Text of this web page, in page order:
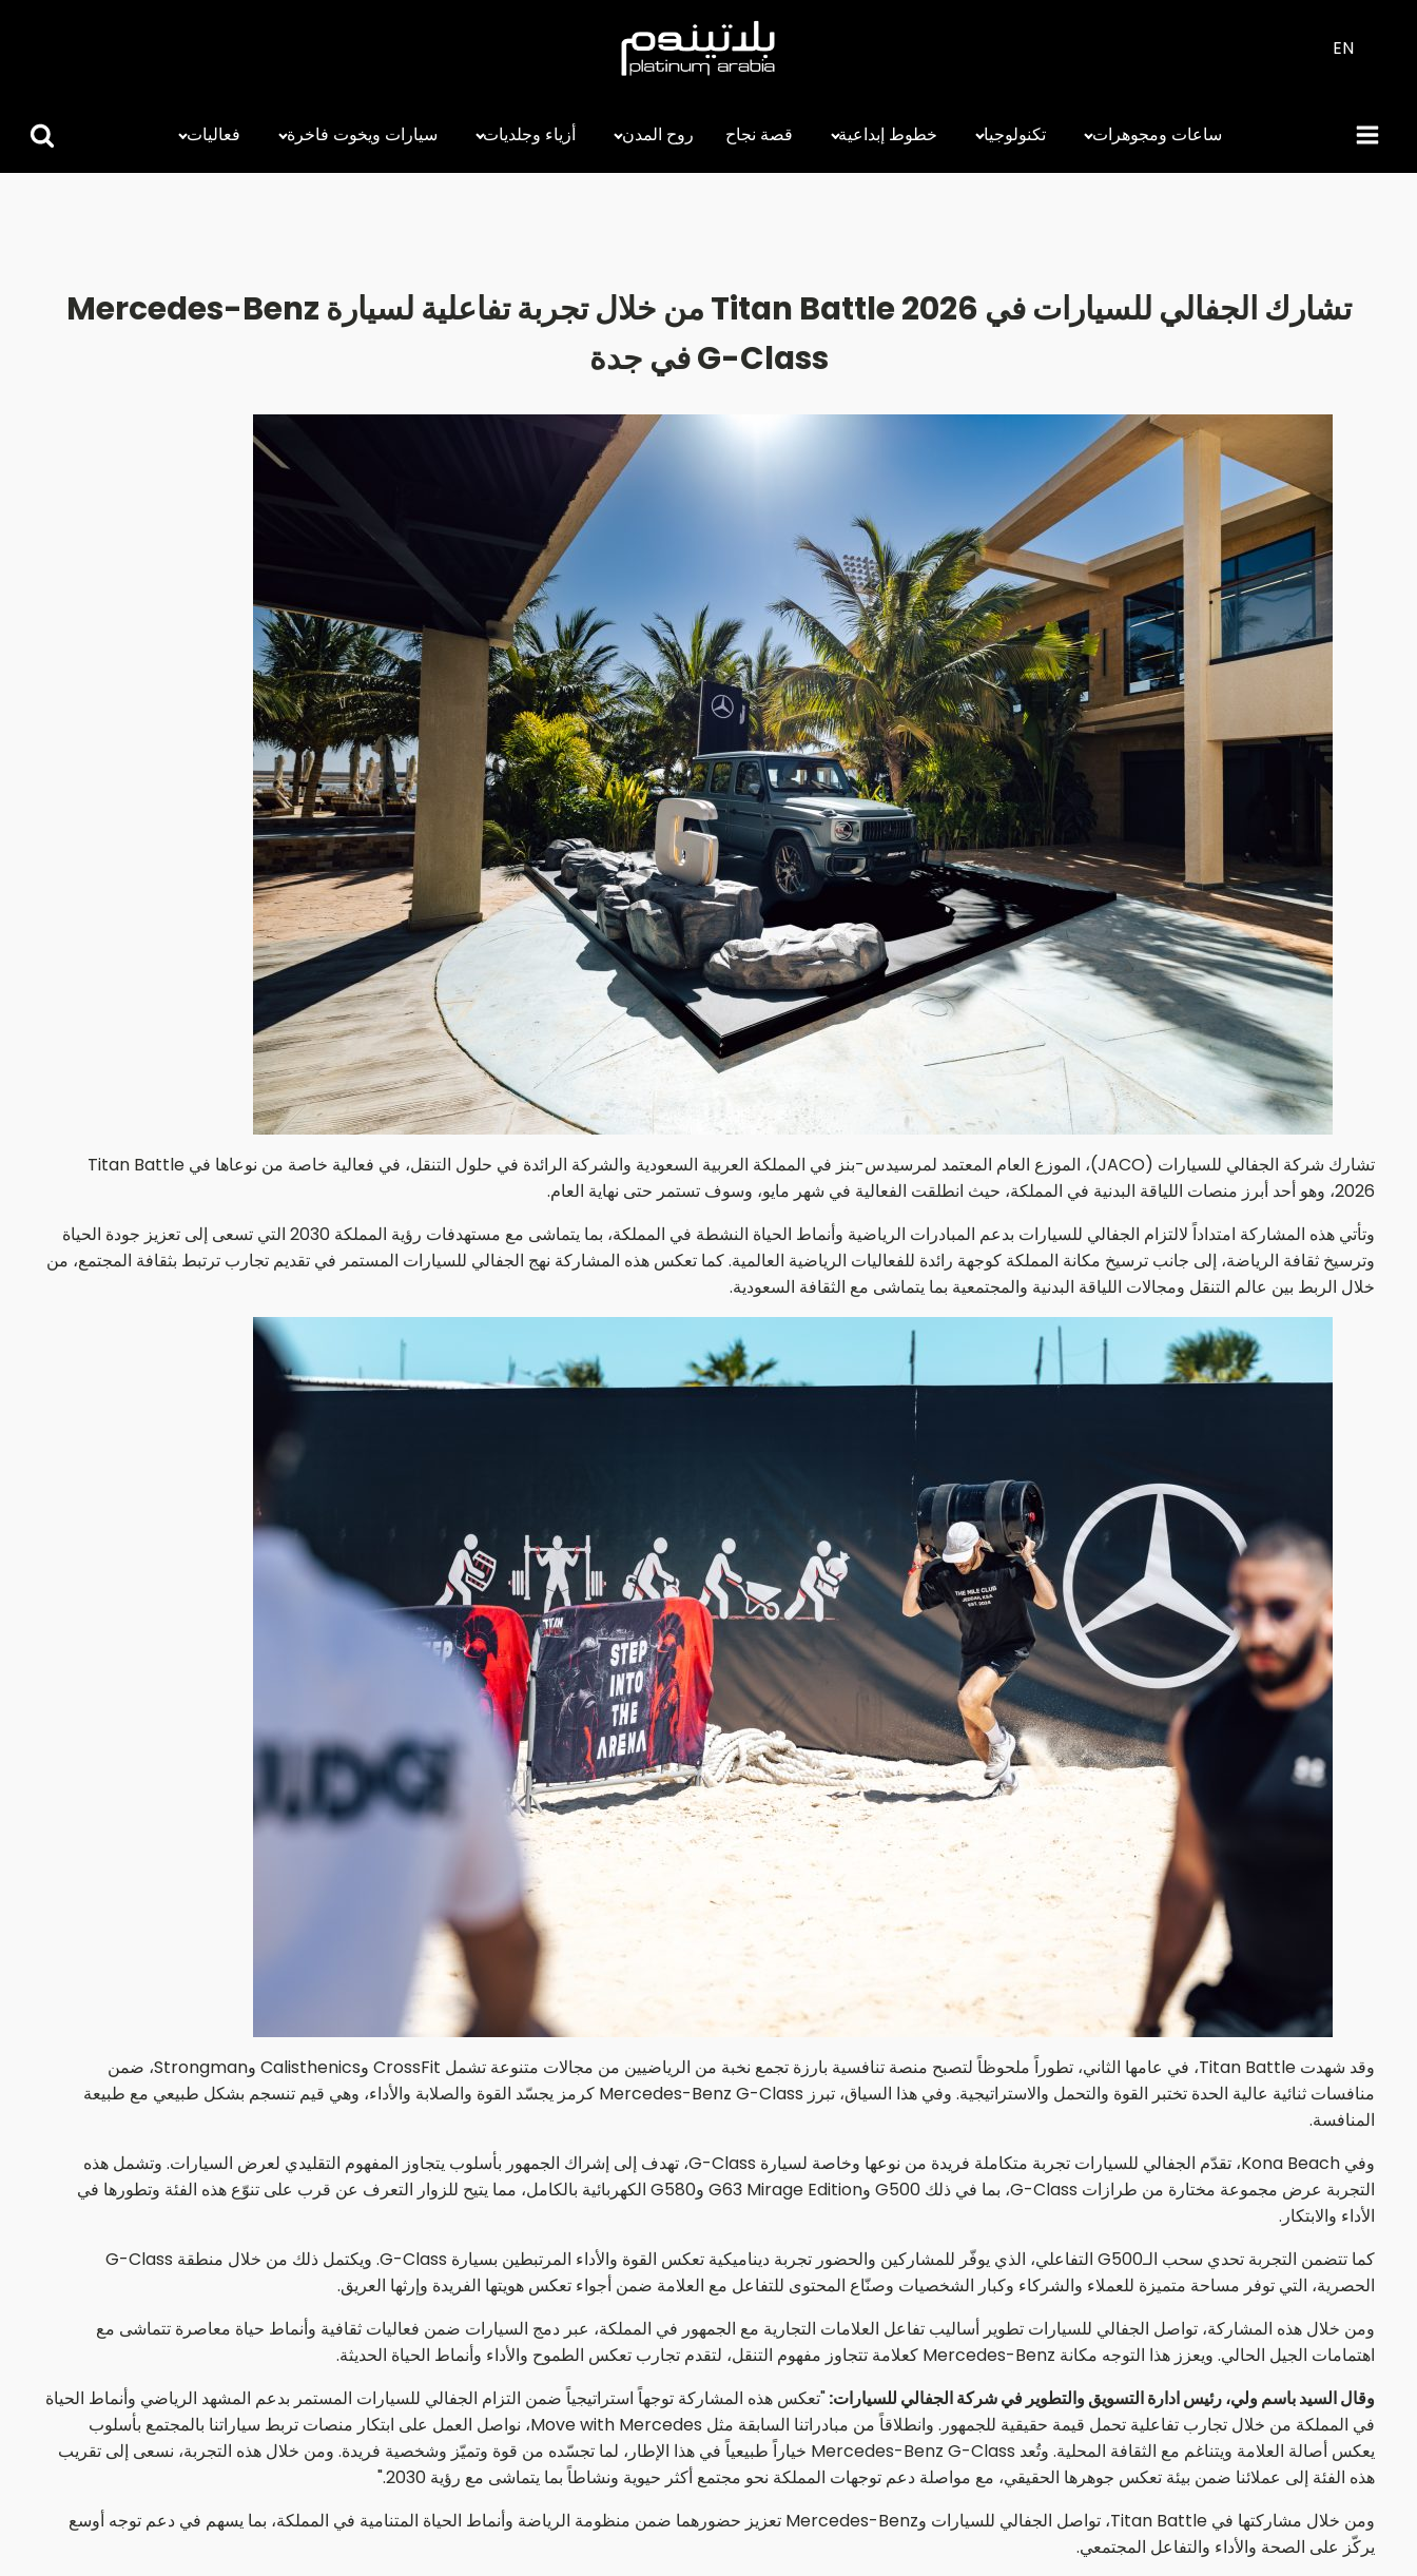
EN
ساعات ومجوهرات تكنولوجيا خطوط إبداعية قصة نجاح روح المدن أزياء وجلديات سيارات ويخوت فاخرة فعاليات
البحث
عن:
تشارك الجفالي للسيارات في Titan Battle 2026 من خلال تجربة تفاعلية لسيارة Mercedes-Benz
G-Class في جدة
تشارك شركة الجفالي للسيارات (JACO)، الموزع العام المعتمد لمرسيدس-بنز في المملكة العربية السعودية والشركة الرائدة في حلول التنقل، في فعالية خاصة من نوعاها في Titan Battle
2026، وهو أحد أبرز منصات اللياقة البدنية في المملكة، حيث انطلقت الفعالية في شهر مايو، وسوف تستمر حتى نهاية العام.
وتأتي هذه المشاركة امتداداً لالتزام الجفالي للسيارات بدعم المبادرات الرياضية وأنماط الحياة النشطة في المملكة، بما يتماشى مع مستهدفات رؤية المملكة 2030 التي تسعى إلى تعزيز جودة الحياة
وترسيخ ثقافة الرياضة، إلى جانب ترسيخ مكانة المملكة كوجهة رائدة للفعاليات الرياضية العالمية. كما تعكس هذه المشاركة نهج الجفالي للسيارات المستمر في تقديم تجارب ترتبط بثقافة المجتمع، من
خلال الربط بين عالم التنقل ومجالات اللياقة البدنية والمجتمعية بما يتماشى مع الثقافة السعودية.
وقد شهدت Titan Battle، في عامها الثاني، تطوراً ملحوظاً لتصبح منصة تنافسية بارزة تجمع نخبة من الرياضيين من مجالات متنوعة تشمل CrossFit وCalisthenics وStrongman، ضمن
منافسات ثنائية عالية الحدة تختبر القوة والتحمل والاستراتيجية. وفي هذا السياق، تبرز Mercedes-Benz G-Class كرمز يجسّد القوة والصلابة والأداء، وهي قيم تنسجم بشكل طبيعي مع طبيعة
المنافسة.
وفي Kona Beach، تقدّم الجفالي للسيارات تجربة متكاملة فريدة من نوعها وخاصة لسيارة G-Class، تهدف إلى إشراك الجمهور بأسلوب يتجاوز المفهوم التقليدي لعرض السيارات. وتشمل هذه
التجربة عرض مجموعة مختارة من طرازات G-Class، بما في ذلك G500 وG63 Mirage Edition وG580 الكهربائية بالكامل، مما يتيح للزوار التعرف عن قرب على تنوّع هذه الفئة وتطورها في
الأداء والابتكار.
كما تتضمن التجربة تحدي سحب الـG500 التفاعلي، الذي يوفّر للمشاركين والحضور تجربة ديناميكية تعكس القوة والأداء المرتبطين بسيارة G-Class. ويكتمل ذلك من خلال منطقة G-Class
الحصرية، التي توفر مساحة متميزة للعملاء والشركاء وكبار الشخصيات وصنّاع المحتوى للتفاعل مع العلامة ضمن أجواء تعكس هويتها الفريدة وإرثها العريق.
ومن خلال هذه المشاركة، تواصل الجفالي للسيارات تطوير أساليب تفاعل العلامات التجارية مع الجمهور في المملكة، عبر دمج السيارات ضمن فعاليات ثقافية وأنماط حياة معاصرة تتماشى مع
اهتمامات الجيل الحالي. ويعزز هذا التوجه مكانة Mercedes-Benz كعلامة تتجاوز مفهوم التنقل، لتقدم تجارب تعكس الطموح والأداء وأنماط الحياة الحديثة.
وقال السيد باسم ولي، رئيس ادارة التسويق والتطوير في شركة الجفالي للسيارات:"تعكس هذه المشاركة توجهاً استراتيجياً ضمن التزام الجفالي للسيارات المستمر بدعم المشهد الرياضي وأنماط الحياة
في المملكة من خلال تجارب تفاعلية تحمل قيمة حقيقية للجمهور. وانطلاقاً من مبادراتنا السابقة مثل Move with Mercedes، نواصل العمل على ابتكار منصات تربط سياراتنا بالمجتمع بأسلوب
يعكس أصالة العلامة ويتناغم مع الثقافة المحلية. وتُعد Mercedes-Benz G-Class خياراً طبيعياً في هذا الإطار، لما تجسّده من قوة وتميّز وشخصية فريدة. ومن خلال هذه التجربة، نسعى إلى تقريب
هذه الفئة إلى عملائنا ضمن بيئة تعكس جوهرها الحقيقي، مع مواصلة دعم توجهات المملكة نحو مجتمع أكثر حيوية ونشاطاً بما يتماشى مع رؤية 2030."
ومن خلال مشاركتها في Titan Battle، تواصل الجفالي للسيارات وMercedes-Benz تعزيز حضورهما ضمن منظومة الرياضة وأنماط الحياة المتنامية في المملكة، بما يسهم في دعم توجه أوسع
يركّز على الصحة والأداء والتفاعل المجتمعي.